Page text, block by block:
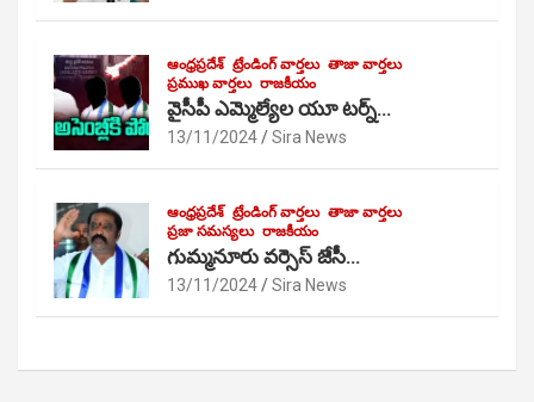
ఆంధ్రప్రదేశ్ ట్రేండింగ్ వార్తలు తాజా వార్తలు
ప్రముఖ వార్తలు రాజకీయం
వైసీపీ ఎమ్మెల్యేల యూ టర్న్…
13/11/2024 Sira News
ఆంధ్రప్రదేశ్ ట్రేండింగ్ వార్తలు తాజా వార్తలు
ప్రజా సమస్యలు రాజకీయం
గుమ్మనూరు వర్సెస్ జేసీ…
13/11/2024 Sira News